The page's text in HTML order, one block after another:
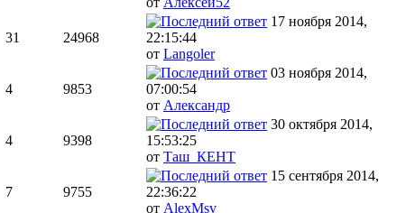
31 24968
17 ноября 2014,
22:15:44
от Langoler
4 9853
03 ноября 2014,
07:00:54
от Aлекcандр
4 9398
30 октября 2014,
15:53:25
от Таш_КЕНТ
7 9755
15 сентября 2014,
22:36:22
от AlexMsv